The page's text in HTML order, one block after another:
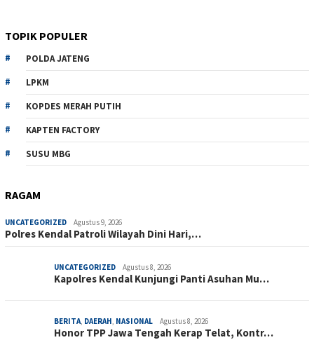
TOPIK POPULER
POLDA JATENG
LPKM
KOPDES MERAH PUTIH
KAPTEN FACTORY
SUSU MBG
RAGAM
UNCATEGORIZED Agustus 9, 2026
Polres Kendal Patroli Wilayah Dini Hari,…
UNCATEGORIZED Agustus 8, 2026
Kapolres Kendal Kunjungi Panti Asuhan Mu…
BERITA DAERAH NASIONAL Agustus 8, 2026
Honor TPP Jawa Tengah Kerap Telat, Kontr…